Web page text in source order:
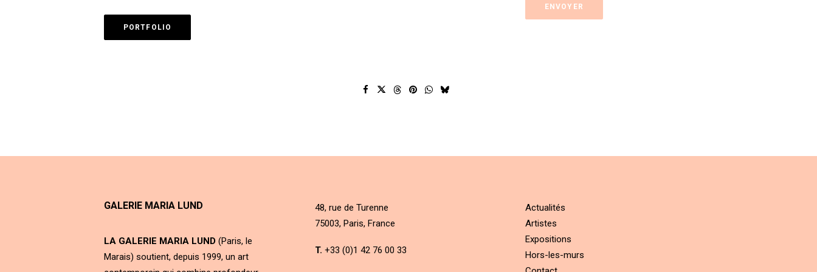
PORTFOLIO
GALERIE MARIA LUND
LA GALERIE MARIA LUND (Paris, le
Marais) soutient, depuis 1999, un art
48, rue de Turenne
75003, Paris, France
T. +33 (0)1 42 76 00 33
Actualités
Artistes
Expositions
Hors-les-murs